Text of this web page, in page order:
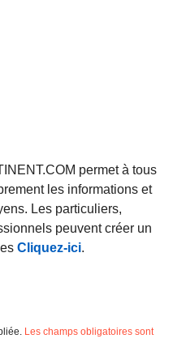
permet à tous
les informations et
Les particuliers,
peuvent créer un
Cliquez-ici.
Les champs obligatoires sont